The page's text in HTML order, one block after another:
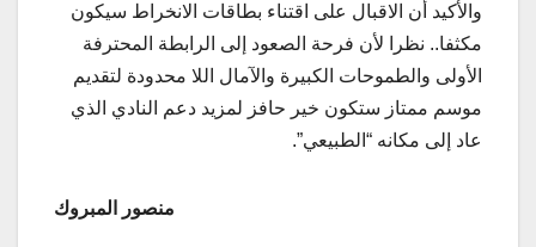
والأكيد أن الاقبال على اقتناء بطاقات الانخراط سيكون
مكثفا.. نظرا لأن فرحة الصعود إلى الرابطة المحترفة
الأولى والطموحات الكبيرة والآمال اللا محدودة لتقديم
موسم ممتاز ستكون خير حافز لمزيد دعم النادي الذي
عاد إلى مكانه “الطبيعي”.
منصور المبروك